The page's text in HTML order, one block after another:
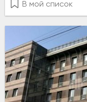
В мой список